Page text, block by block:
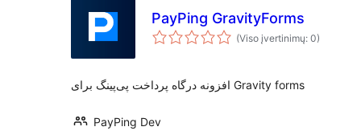
PayPing GravityForms
(Viso įvertinimų: 0)
افزونه درگاه پرداخت پی‌پینگ برای Gravity forms
PayPing Dev